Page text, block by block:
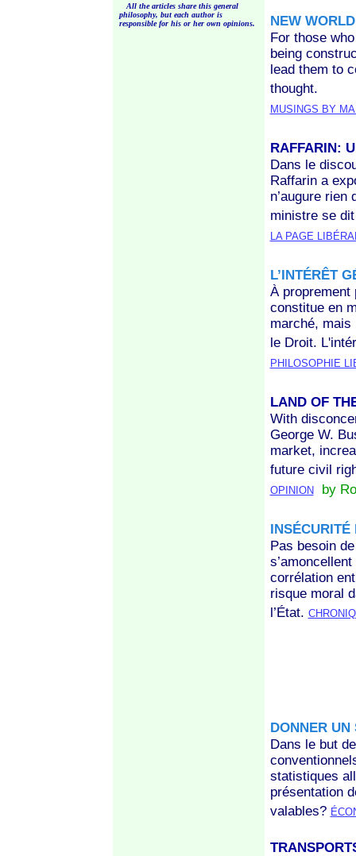
All the articles share this general
philosophy, but each author is
responsible for his or her own opinions.
NEW
For those
being
lead them to
thought.
MUSINGS BY
RAFFARIN:
Dans le
Raffarin a
n’augure
ministre se
LA PAGE
L’INTÉRÊT
À
constitue en
marché, mais
le Droit.
PHILOSOPHIE
LAND OF
With
George W.
market,
future civil
OPINIONby
Pas besoin
corrélation
risque moral
l’État.
DONNER UN
Dans le but
statistiques
présentation
valables?